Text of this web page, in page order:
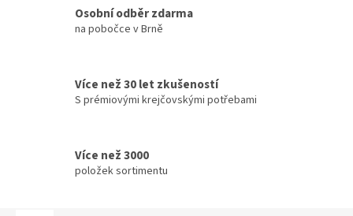
Osobní odběr zdarma
na pobočce v Brně
Více než 30 let zkušeností
S prémiovými krejčovskými potřebami
Více než 3000
položek sortimentu